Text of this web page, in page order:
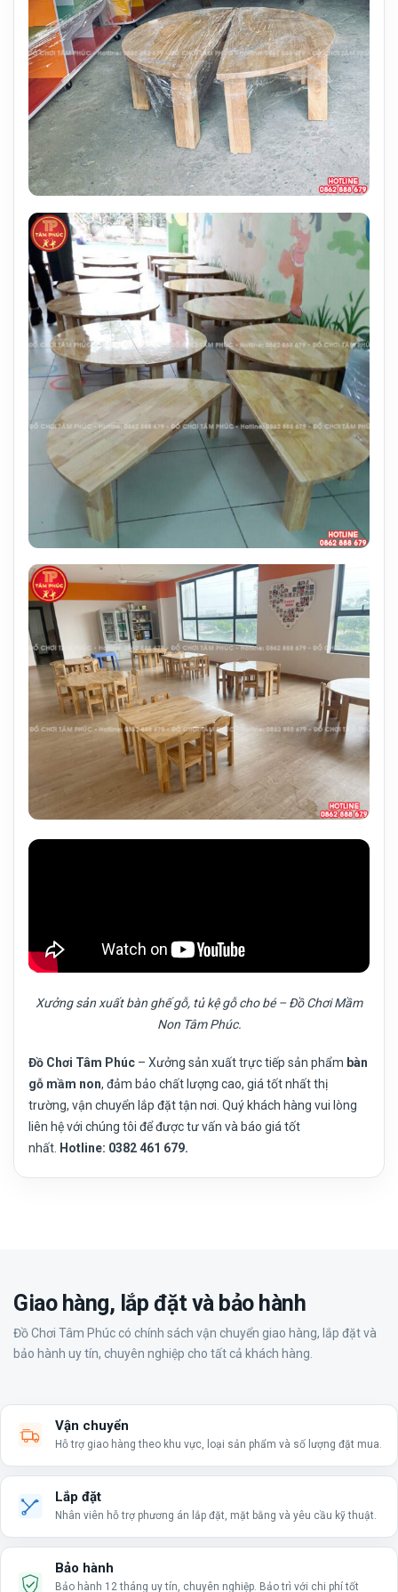
Xưởng sản xuất bàn ghế gỗ, tủ kệ gỗ cho bé – Đồ Chơi Mầm
Non Tâm Phúc.
Đồ Chơi Tâm Phúc – Xưởng sản xuất trực tiếp sản phẩm bàn
gỗ mầm non, đảm bảo chất lượng cao, giá tốt nhất thị
trường, vận chuyển lắp đặt tận nơi. Quý khách hàng vui lòng
liên hệ với chúng tôi để được tư vấn và báo giá tốt
nhất. Hotline: 0382 461 679.
Giao hàng, lắp đặt và bảo hành
Đồ Chơi Tâm Phúc có chính sách vận chuyển giao hàng, lắp đặt và
bảo hành uy tín, chuyên nghiệp cho tất cả khách hàng.
Vận chuyển
Hỗ trợ giao hàng theo khu vực, loại sản phẩm và số lượng đặt mua.
Lắp đặt
Nhân viên hỗ trợ phương án lắp đặt, mặt bằng và yêu cầu kỹ thuật.
Bảo hành
Bảo hành 12 tháng uy tín, chuyên nghiệp. Bảo trì với chi phí tốt